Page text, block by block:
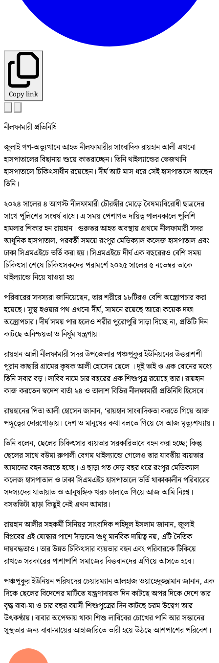
Copy link
নীলফামারী প্রতিনিধি
জুলাই গণ-অভ্যুত্থানে আহত নীলফামারীর সাংবাদিক রায়হান আলী এখনো
হাসপাতালের বিছানায় শুয়ে কাতরাচ্ছেন। তিনি থাইল্যান্ডের ভেজথানি
হাসপাতালে চিকিৎসাধীন রয়েছেন। দীর্ঘ আট মাস ধরে সেই হাসপাতালে আছেন
তিনি।
২০২৪ সালের ৪ আগস্ট নীলফামারী চৌরঙ্গীর মোড়ে বৈষম্যবিরোধী ছাত্রদের
সাথে পুলিশের সংঘর্ষ বাধে। এ সময় পেশাগত দায়িত্ব পালনকালে পুলিশি
হামলার শিকার হন রায়হান। গুরুতর আহত অবস্থায় প্রথমে নীলফামারী সদর
আধুনিক হাসপাতাল, পরবর্তী সময়ে রংপুর মেডিক্যাল কলেজ হাসপাতাল এবং
ঢাকা সিএমএইচে ভর্তি করা হয়। সিএমএইচে দীর্ঘ এক বছরেরও বেশি সময়
চিকিৎসা শেষে চিকিৎসকদের পরামর্শে ২০২৫ সালের ৫ নভেম্বর তাকে
থাইল্যান্ডে নিয়ে যাওয়া হয়।
পরিবারের সদস্যরা জানিয়েছেন, তার শরীরে ১৮টিরও বেশি অস্ত্রোপচার করা
হয়েছে। সুস্থ হওয়ার পথ এখনো দীর্ঘ, সামনে রয়েছে আরো কয়েক দফা
অস্ত্রোপচার। দীর্ঘ সময় পার হলেও শরীর পুরোপুরি সাড়া দিচ্ছে না, প্রতিটি দিন
কাটছে অনিশ্চয়তা ও নির্ঘুম যন্ত্রণায়।
রায়হান আলী নীলফামারী সদর উপজেলার পঞ্চপুকুর ইউনিয়নের উত্তরাশশী
পুরান কাছারি গ্রামের কৃষক আলী হোসেন ছেলে । দুই ভাই ও এক বোনের মধ্যে
তিনি সবার বড়। লাবিব নামে চার বছরের এক শিশুপুত্র রয়েছে তার। রায়হান
কাজ করতেন স্বদেশ বার্তা ২৪ ও তালাশ বিডির নীলফামারী প্রতিনিধি হিসেবে।
রায়হানের পিতা আলী হোসেন জানান, ‘রায়হান সাংবাদিকতা করতে গিয়ে আজ
পঙ্গুত্বের দোরগোড়ায়। দেশ ও মানুষের কথা বলতে গিয়ে সে আজ মৃত্যুশয্যায়।
তিনি বলেন, ছেলের চিকিৎসার ব্যয়ভার সরকারিভাবে বহন করা হচ্ছে; কিন্তু
ছেলের সাথে বউমা রুপালী বেগম থাইল্যান্ডে গেলেও তার যাবতীয় ব্যয়ভার
আমাদের বহন করতে হচ্ছে। এ ছাড়া গত দেড় বছর ধরে রংপুর মেডিক্যাল
কলেজ হাসপাতাল ও ঢাকা সিএমএইচ হাসপাতালে ভর্তি থাকাকালীন পরিবারের
সদস্যদের যাতায়াত ও আনুষঙ্গিক খরচ চালাতে গিয়ে আজ আমি নিঃশ্ব।
বসতভিটা ছাড়া কিছুই নেই এখন আমার।
রায়হান আলীর সহকর্মী সিনিয়র সাংবাদিক শহিদুল ইসলাম জানান, জুলাই
বিপ্লবের এই যোদ্ধার পাশে দাঁড়ানো শুধু মানবিক দায়িত্ব নয়, এটি নৈতিক
দায়বদ্ধতাও। তার উন্নত চিকিৎসার ব্যয়ভার বহন এবং পরিবারকে টিকিয়ে
রাখতে সরকারের পাশাপাশি সমাজের বিত্তবানদের এগিয়ে আসতে হবে।
পঞ্চপুকুর ইউনিয়ন পরিষদের চেয়ারম্যান আলহাজ ওয়াহেদুজ্জামান জানান, এক
দিকে ছেলের বিদেশের মাটিতে যন্ত্রণাদায়ক দিন কাটছে অপর দিকে দেশে তার
বৃদ্ধ বাবা-মা ও চার বছর বয়সী শিশুপুত্রের দিন কাটছে চরম উদ্বেগ আর
উৎকণ্ঠায়। বাবার অপেক্ষায় থাকা শিশু লাবিবের চোখের পানি আর সন্তানের
সুস্থতার জন্য বাবা-মায়ের আহাজারিতে ভারী হয়ে উঠছে আশপাশের পরিবেশ।